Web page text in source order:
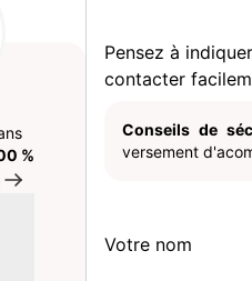
%
Pensez à
contacter
Conseils de
versement
Votre nom